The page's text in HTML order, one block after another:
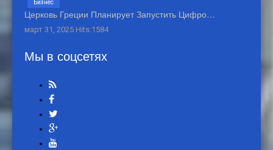
Церковь Греции Планирует Запустить Цифро…
март 31, 2025 Hits:1584
Бизнес
Мы в соцсетях